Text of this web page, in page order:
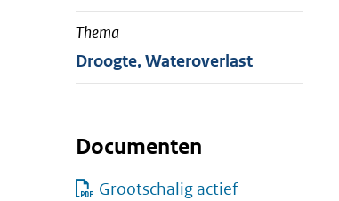
Thema
Droogte, Wateroverlast
Documenten
Grootschalig actief